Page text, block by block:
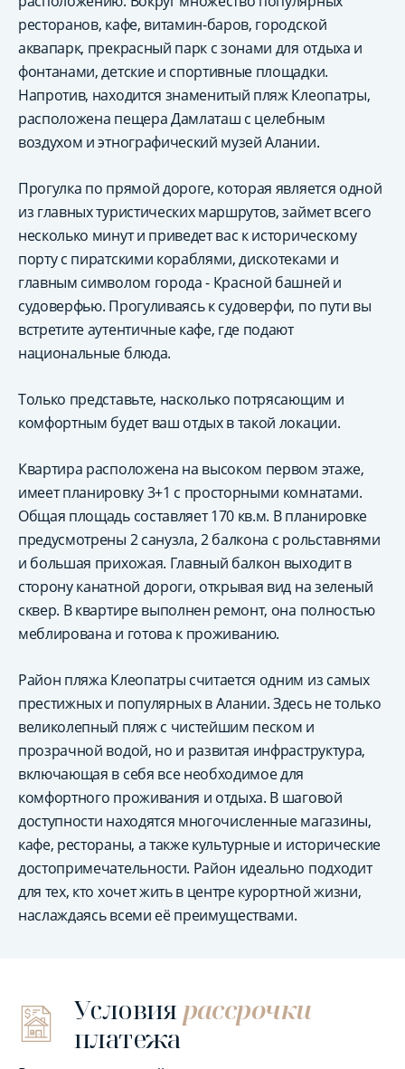
ресторанов, кафе, витамин-баров, городской
аквапарк, прекрасный парк с зонами для отдыха и
фонтанами, детские и спортивные площадки.
Напротив, находится знаменитый пляж Клеопатры,
расположена пещера Дамлаташ с целебным
воздухом и этнографический музей Алании.
Прогулка по прямой дороге, которая является одной
из главных туристических маршрутов, займет всего
несколько минут и приведет вас к историческому
порту с пиратскими кораблями, дискотеками и
главным символом города - Красной башней и
судоверфью. Прогуливаясь к судоверфи, по пути вы
встретите аутентичные кафе, где подают
национальные блюда.
Только представьте, насколько потрясающим и
комфортным будет ваш отдых в такой локации.
Квартира расположена на высоком первом этаже,
имеет планировку 3+1 с просторными комнатами.
Общая площадь составляет 170 кв.м. В планировке
предусмотрены 2 санузла, 2 балкона с рольставнями
и большая прихожая. Главный балкон выходит в
сторону канатной дороги, открывая вид на зеленый
сквер. В квартире выполнен ремонт, она полностью
меблирована и готова к проживанию.
Район пляжа Клеопатры считается одним из самых
престижных и популярных в Алании. Здесь не только
великолепный пляж с чистейшим песком и
прозрачной водой, но и развитая инфраструктура,
включающая в себя все необходимое для
комфортного проживания и отдыха. В шаговой
доступности находятся многочисленные магазины,
кафе, рестораны, а также культурные и исторические
достопримечательности. Район идеально подходит
для тех, кто хочет жить в центре курортной жизни,
наслаждаясь всеми её преимуществами.
Условиярассрочки
платежа